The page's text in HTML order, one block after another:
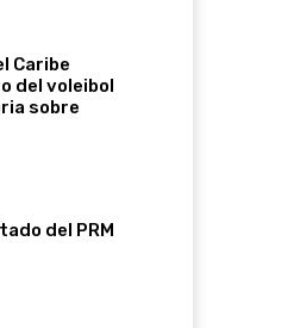
Caribe
del voleibol
sobre
del PRM